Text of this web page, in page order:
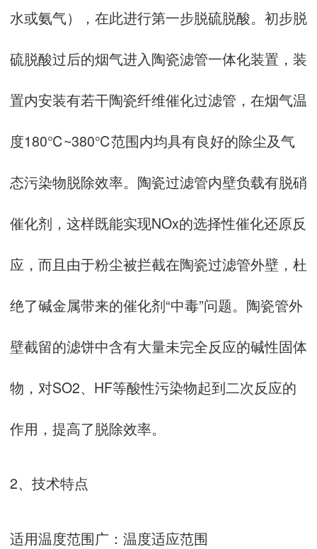
水或氨气），在此进行第一步脱硫脱酸。初步脱
硫脱酸过后的烟气进入陶瓷滤管一体化装置，装
置内安装有若干陶瓷纤维催化过滤管，在烟气温
度180℃~380℃范围内均具有良好的除尘及气
态污染物脱除效率。陶瓷过滤管内壁负载有脱硝
催化剂，这样既能实现NOx的选择性催化还原反
应，而且由于粉尘被拦截在陶瓷过滤管外壁，杜
绝了碱金属带来的催化剂“中毒”问题。陶瓷管外
壁截留的滤饼中含有大量未完全反应的碱性固体
物，对SO2、HF等酸性污染物起到二次反应的
作用，提高了脱除效率。
2、技术特点
适用温度范围广：温度适应范围